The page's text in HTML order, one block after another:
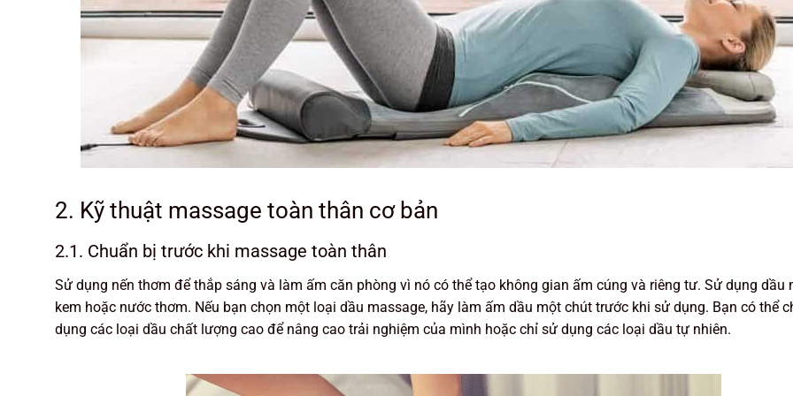
2. Kỹ thuật massage toàn thân cơ bản
2.1. Chuẩn bị trước khi massage toàn thân
Sử dụng nến thơm để thắp sáng và làm ấm căn phòng vì nó có thể tạo không gian ấm cúng và riêng tư. Sử dụng dầu
kem hoặc nước thơm. Nếu bạn chọn một loại dầu massage, hãy làm ấm dầu một chút trước khi sử dụng. Bạn có thể
dụng các loại dầu chất lượng cao để nâng cao trải nghiệm của mình hoặc chỉ sử dụng các loại dầu tự nhiên.